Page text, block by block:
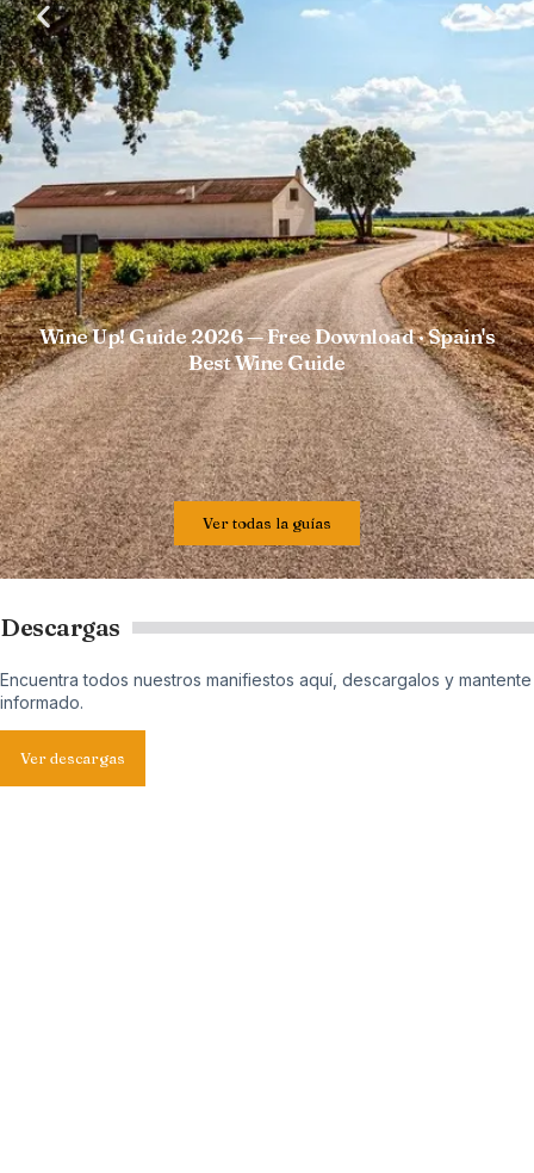
Wine Up! Guide 2026 — Free Download · Spain's
Best Wine Guide
Ver todas la guías
Descargas
Encuentra todos nuestros manifiestos aquí, descargalos y mantente
informado.
Ver descargas